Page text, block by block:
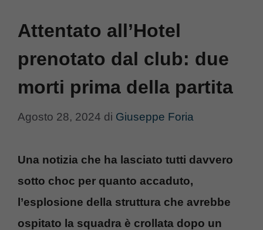
Attentato all’Hotel
prenotato dal club: due
morti prima della partita
Agosto 28, 2024 di Giuseppe Foria
Una notizia che ha lasciato tutti davvero
sotto choc per quanto accaduto,
l’esplosione della struttura che avrebbe
ospitato la squadra è crollata dopo un